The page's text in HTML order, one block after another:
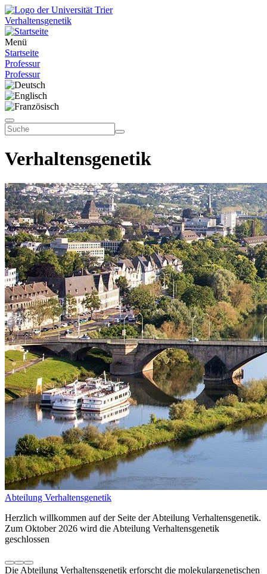
Verhaltensgenetik
Menü
Startseite
Professur
Professur
Verhaltensgenetik
Abteilung Verhaltensgenetik
Herzlich willkommen auf der Seite der Abteilung Verhaltensgenetik.
Zum Oktober 2026 wird die Abteilung Verhaltensgenetik
geschlossen
Die Abteilung Verhaltensgenetik erforscht die molekulargenetischen